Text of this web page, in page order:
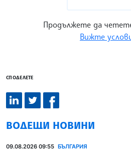
Продължете да
Вижте
СПОДЕЛЕТЕ
ВОДЕЩИ НОВИНИ
09.08.2026 09:55 БЪЛГАРИЯ